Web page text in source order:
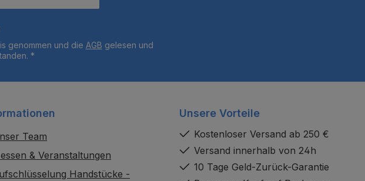
genommen und die AGB gelesen und
*
Team
& Veranstaltungen
Handstücke -
Unsere Vorteile
Kostenloser Versand ab 250 €
Versand innerhalb von 24h
10 Tage Geld-Zurück-Garantie